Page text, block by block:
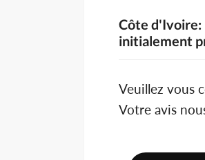
Côte d'Ivoire:
initialement
Veuillez vous
Votre avis